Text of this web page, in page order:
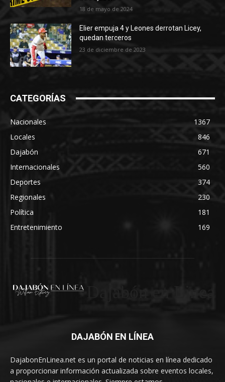
18 de mayo de 2024
Elier empuja 4 y Leones derrotan Licey,
quedan terceros
23 de diciembre de 2023
CATEGORÍAS
Nacionales
1367
Locales
846
Dajabón
671
Internacionales
560
Deportes
374
Regionales
230
Política
181
Entretenimiento
169
DAJABÓN EN LÍNEA
DajabonEnLinea.net es un portal de noticias en línea dedicado
a proporcionar información actualizada sobre eventos locales,